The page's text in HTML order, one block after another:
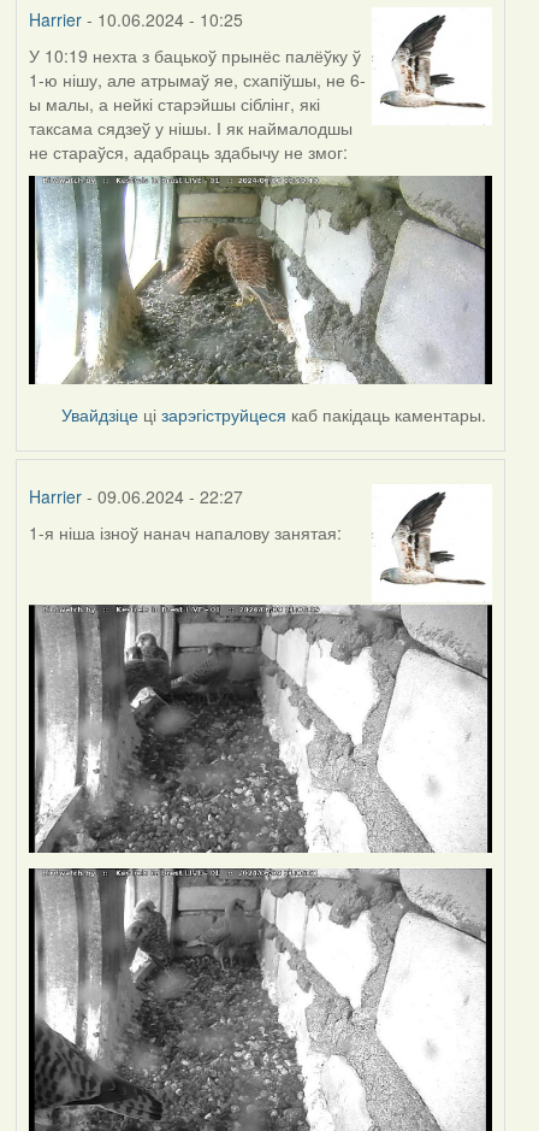
Harrier- 10.06.2024 - 10:25
У 10:19 нехта з бацькоў прынёс палёўку ў
1-ю нішу, але атрымаў яе, схапіўшы, не 6-
ы малы, а нейкі старэйшы сіблінг, які
таксама сядзеў у нішы. І як наймалодшы
не стараўся, адабраць здабычу не змог:
Увайдзіце цізарэгіструйцеся каб пакідаць каментары.
Harrier- 09.06.2024 - 22:27
1-я ніша ізноў нанач напалову занятая: